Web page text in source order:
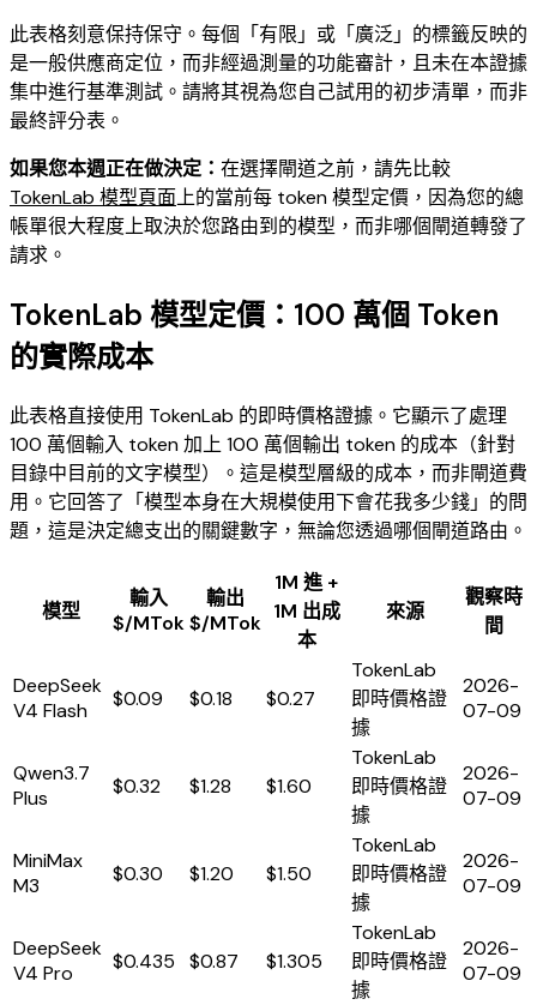
此表格刻意保持保守。每個「有限」或「廣泛」的標籤反映的
是一般供應商定位，而非經過測量的功能審計，且未在本證據
集中進行基準測試。請將其視為您自己試用的初步清單，而非
最終評分表。
如果您本週正在做決定： 在選擇閘道之前，請先比較
TokenLab 模型頁面上的當前每 token 模型定價，因為您的總
帳單很大程度上取決於您路由到的模型，而非哪個閘道轉發了
請求。
TokenLab 模型定價：100 萬個 Token
的實際成本
此表格直接使用 TokenLab 的即時價格證據。它顯示了處理
100 萬個輸入 token 加上 100 萬個輸出 token 的成本（針對
目錄中目前的文字模型）。這是模型層級的成本，而非閘道費
用。它回答了「模型本身在大規模使用下會花我多少錢」的問
題，這是決定總支出的關鍵數字，無論您透過哪個閘道路由。
模型
輸入
$/MTok
輸出
$/MTok
1M 進 +
1M 出成
本
來源
觀察時
間
DeepSeek
V4 Flash
$0.09 $0.18 $0.27
TokenLab
即時價格證
據
2026-
07-09
Qwen3.7
Plus
$0.32 $1.28 $1.60
TokenLab
即時價格證
據
2026-
07-09
MiniMax
M3
$0.30 $1.20 $1.50
TokenLab
即時價格證
據
2026-
07-09
DeepSeek
V4 Pro
$0.435 $0.87 $1.305
TokenLab
即時價格證
據
2026-
07-09